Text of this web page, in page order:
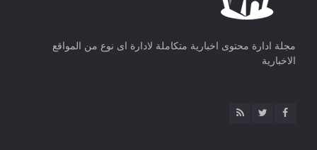
مجلة ادارة محتوى اخبارية متكاملة لادارة اى نوع من المواقع
الاخبارية